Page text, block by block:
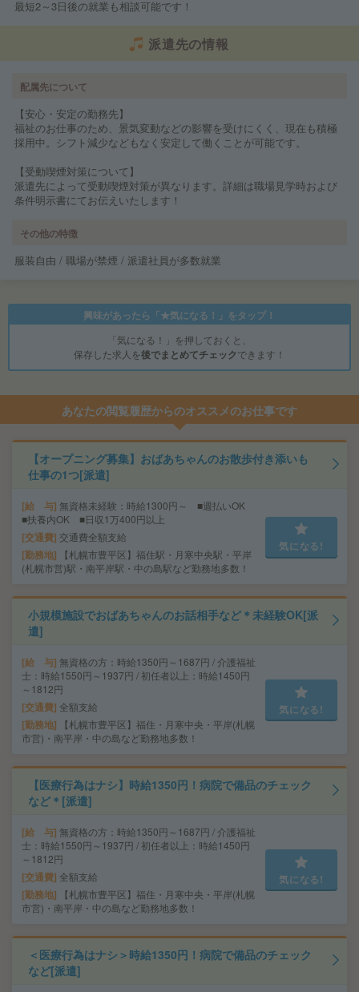
最短2～3日後の就業も相談可能です！
派遣先の情報
配属先について
【安心・安定の勤務先】
福祉のお仕事のため、景気変動などの影響を受けにくく、現在も積極
採用中。シフト減少などもなく安定して働くことが可能です。
【受動喫煙対策について】
派遣先によって受動喫煙対策が異なります。詳細は職場見学時および
条件明示書にてお伝えいたします！
その他の特徴
服装自由 / 職場が禁煙 / 派遣社員が多数就業
興味があったら「★気になる！」をタップ！
「気になる！」を押しておくと、
保存した求人を後でまとめてチェックできます！
あなたの閲覧履歴からのオススメのお仕事です
【オープニング募集】おばあちゃんのお散歩付き添いも
仕事の1つ[派遣]
給 与 無資格未経験：時給1300円～ ■週払いOK
■扶養内OK ■日収1万400円以上
交通費 交通費全額支給
勤務地
【札幌市豊平区】福住駅・月寒中央駅・平岸
(札幌市営)駅・南平岸駅・中の島駅など勤務地多数！
気になる!
小規模施設でおばあちゃんのお話相手など＊未経験OK[派
遣]
給 与 無資格の方：時給1350円～1687円 / 介護福祉
士：時給1550円～1937円 / 初任者以上：時給1450円
～1812円
交通費 全額支給
勤務地
【札幌市豊平区】福住・月寒中央・平岸(札幌
市営)・南平岸・中の島など勤務地多数！
気になる!
【医療行為はナシ】時給1350円！病院で備品のチェック
など＊[派遣]
給 与 無資格の方：時給1350円～1687円 / 介護福祉
士：時給1550円～1937円 / 初任者以上：時給1450円
～1812円
交通費 全額支給
勤務地
【札幌市豊平区】福住・月寒中央・平岸(札幌
市営)・南平岸・中の島など勤務地多数！
気になる!
＜医療行為はナシ＞時給1350円！病院で備品のチェック
など[派遣]